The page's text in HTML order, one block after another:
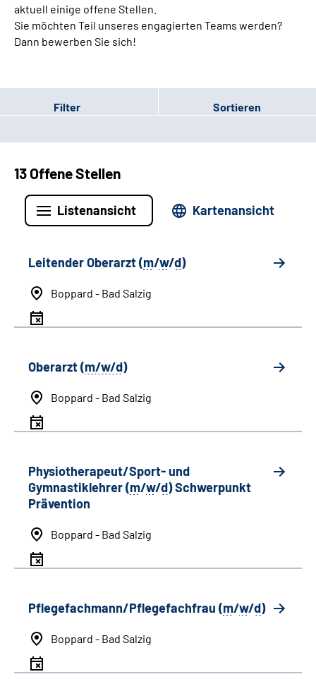
aktuell einige offene Stellen.
Sie möchten Teil unseres engagierten Teams werden?
Dann bewerben Sie sich!
Filter Sortieren
13 Offene Stellen
Listenansicht Kartenansicht
Leitender Oberarzt (m/w/d)
Boppard - Bad Salzig
Oberarzt (m/w/d)
Boppard - Bad Salzig
Physiotherapeut/Sport- und
Gymnastiklehrer (m/w/d) Schwerpunkt
Prävention
Boppard - Bad Salzig
Pflegefachmann/Pflegefachfrau (m/w/d)
Boppard - Bad Salzig